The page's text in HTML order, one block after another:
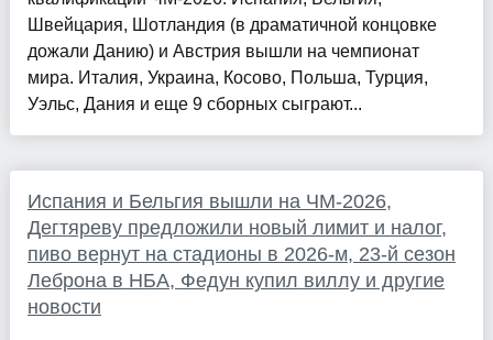
Швейцария, Шотландия (в драматичной концовке
дожали Данию) и Австрия вышли на чемпионат
мира. Италия, Украина, Косово, Польша, Турция,
Уэльс, Дания и еще 9 сборных сыграют...
Испания и Бельгия вышли на ЧМ-2026,
Дегтяреву предложили новый лимит и налог,
пиво вернут на стадионы в 2026-м, 23-й сезон
Леброна в НБА, Федун купил виллу и другие
новости